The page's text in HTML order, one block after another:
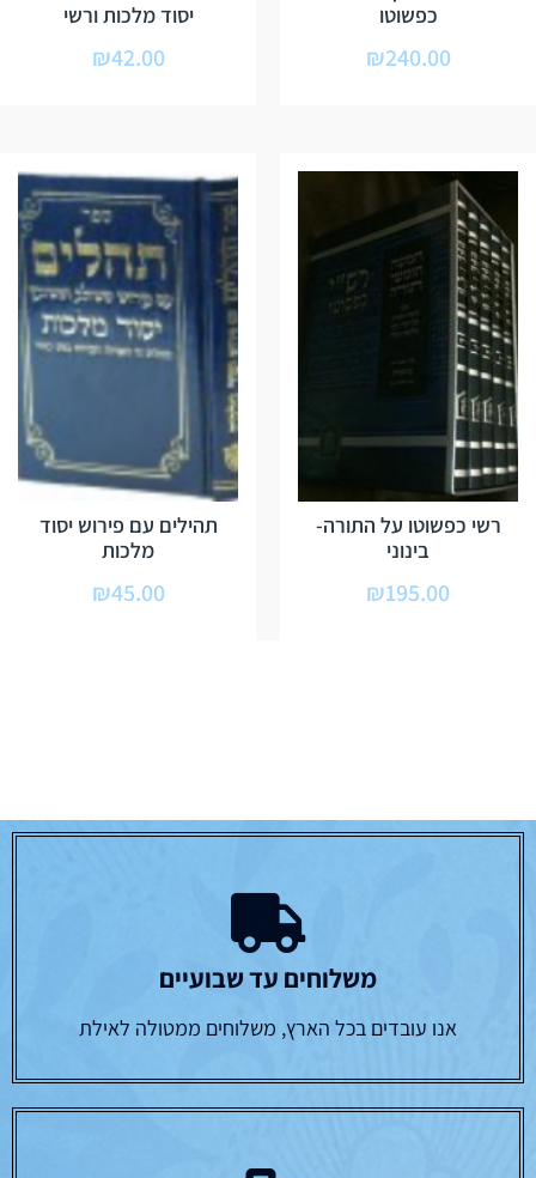
כפשוטו
₪240.00
יסוד מלכות ורשי
₪42.00
רשי כפשוטו על התורה-
בינוני
₪195.00
תהילים עם פירוש יסוד
מלכות
₪45.00
משלוחים עד שבועיים
אנו עובדים בכל הארץ, משלוחים ממטולה לאילת